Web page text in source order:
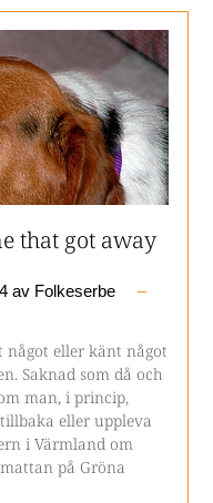
that got away
av Folkeserbe
eller känt något
Saknad som då och
man, i princip,
eller uppleva
i Värmland om
på Gröna